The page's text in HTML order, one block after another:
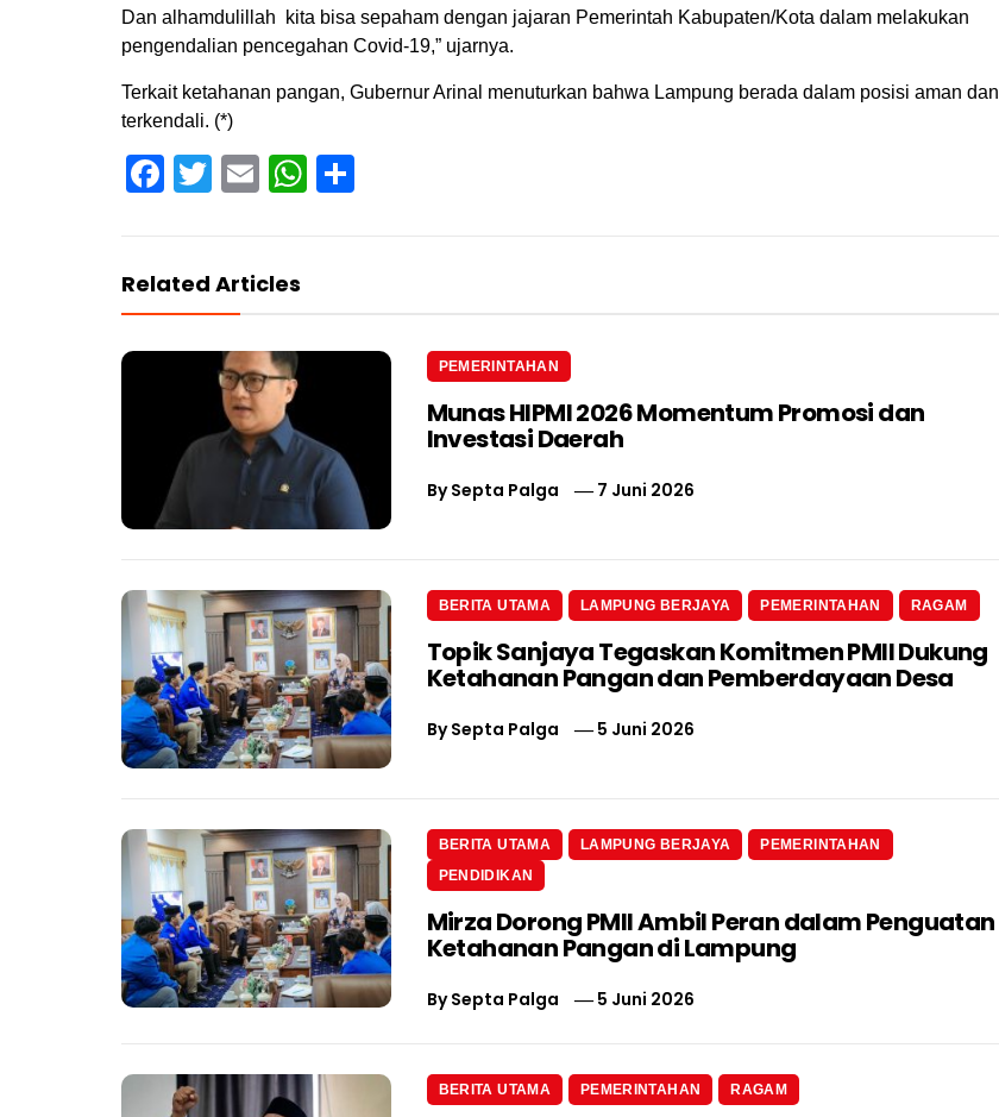
Dan alhamdulillah kita bisa sepaham dengan jajaran Pemerintah Kabupaten/Kota dalam melakukan
pengendalian pencegahan Covid-19,” ujarnya.
Terkait ketahanan pangan, Gubernur Arinal menuturkan bahwa Lampung berada dalam posisi aman dan
terkendali. (*)
Facebook
TwitterEmailWhatsApp
Related Articles
PEMERINTAHAN
Munas HIPMI 2026 Momentum Promosi dan
Investasi Daerah
BySepta Palga 7 Juni 2026
BERITA UTAMA LAMPUNG BERJAYA PEMERINTAHAN RAGAM
Topik Sanjaya Tegaskan Komitmen PMII Dukung
Ketahanan Pangan dan Pemberdayaan Desa
BySepta Palga 5 Juni 2026
BERITA UTAMA LAMPUNG BERJAYA
PEMERINTAHAN
PENDIDIKAN
Mirza Dorong PMII Ambil Peran dalam Penguatan
Ketahanan Pangan di Lampung
BySepta Palga 5 Juni 2026
BERITA UTAMA PEMERINTAHAN RAGAM